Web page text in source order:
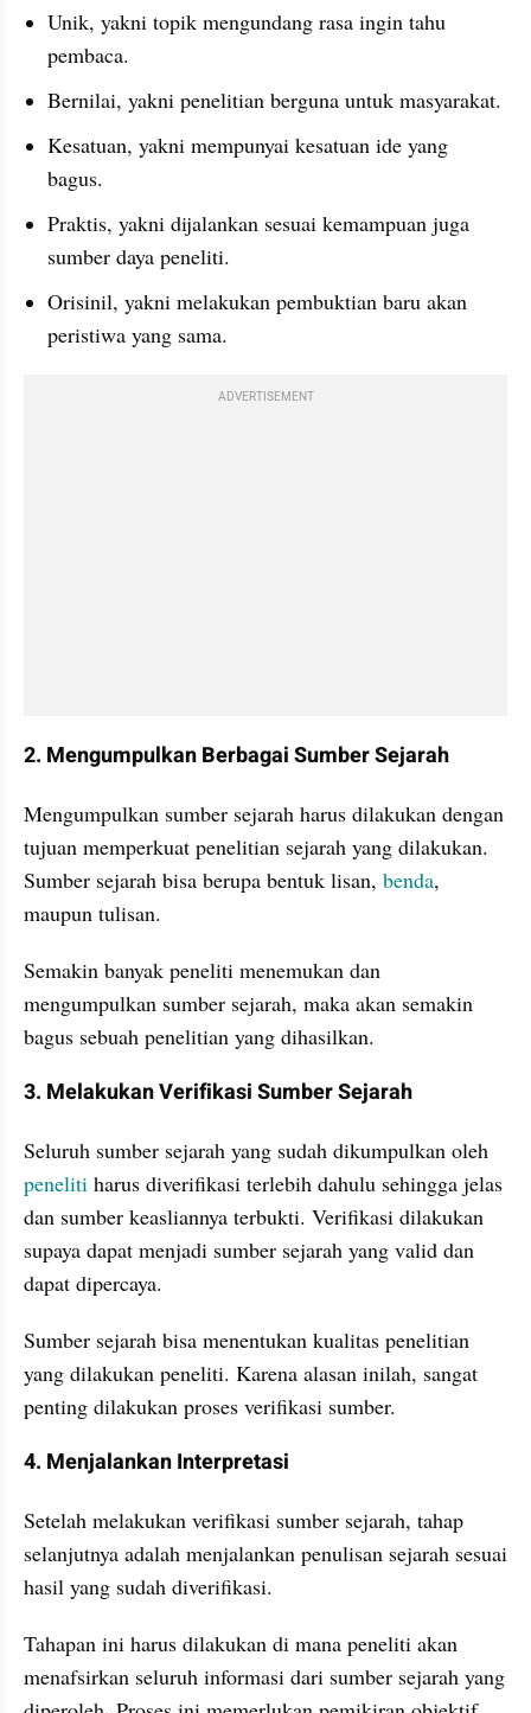
Unik, yakni topik mengundang rasa ingin tahu
pembaca.
Bernilai, yakni penelitian berguna untuk masyarakat.
Kesatuan, yakni mempunyai kesatuan ide yang
bagus.
Praktis, yakni dijalankan sesuai kemampuan juga
sumber daya peneliti.
Orisinil, yakni melakukan pembuktian baru akan
peristiwa yang sama.
ADVERTISEMENT
2. Mengumpulkan Berbagai Sumber Sejarah
Mengumpulkan sumber sejarah harus dilakukan dengan
tujuan memperkuat penelitian sejarah yang dilakukan.
Sumber sejarah bisa berupa bentuk lisan, benda,
maupun tulisan.
Semakin banyak peneliti menemukan dan
mengumpulkan sumber sejarah, maka akan semakin
bagus sebuah penelitian yang dihasilkan.
3. Melakukan Verifikasi Sumber Sejarah
peneliti harus diverifikasi terlebih dahulu sehingga jelas
dan sumber keasliannya terbukti. Verifikasi dilakukan
supaya dapat menjadi sumber sejarah yang valid dan
dapat dipercaya.
Sumber sejarah bisa menentukan kualitas penelitian
yang dilakukan peneliti. Karena alasan inilah, sangat
penting dilakukan proses verifikasi sumber.
4. Menjalankan Interpretasi
Setelah melakukan verifikasi sumber sejarah, tahap
selanjutnya adalah menjalankan penulisan sejarah sesuai
hasil yang sudah diverifikasi.
Tahapan ini harus dilakukan di mana peneliti akan
menafsirkan seluruh informasi dari sumber sejarah yang